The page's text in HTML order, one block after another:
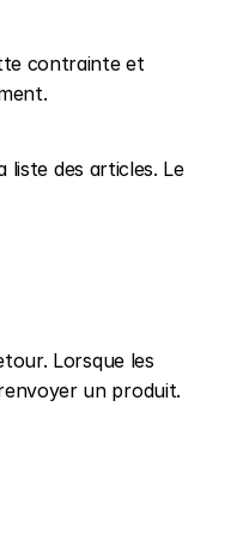
contrainte et
liste des articles. Le
Lorsque les
un produit.